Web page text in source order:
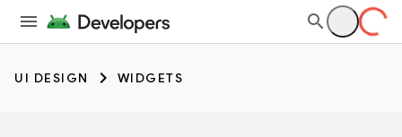
UI DESIGN WIDGETS